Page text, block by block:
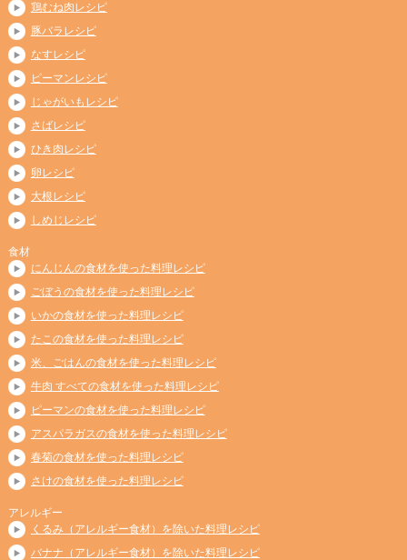
鶏むね肉レシピ
豚バラレシピ
なすレシピ
ピーマンレシピ
じゃがいもレシピ
さばレシピ
ひき肉レシピ
卵レシピ
大根レシピ
しめじレシピ
食材
にんじんの食材を使った料理レシピ
ごぼうの食材を使った料理レシピ
いかの食材を使った料理レシピ
たこの食材を使った料理レシピ
米、ごはんの食材を使った料理レシピ
牛肉 すべての食材を使った料理レシピ
ピーマンの食材を使った料理レシピ
アスパラガスの食材を使った料理レシピ
春菊の食材を使った料理レシピ
さけの食材を使った料理レシピ
アレルギー
くるみ（アレルギー食材）を除いた料理レシピ
バナナ（アレルギー食材）を除いた料理レシピ